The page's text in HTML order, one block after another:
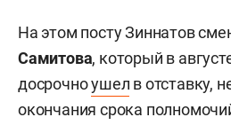
На этом посту Зиннатов
Самитова, который в
досрочноушел в отставку,
окончания срока